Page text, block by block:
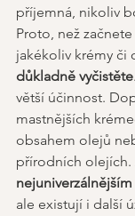
příjemná, nikoliv
Proto, než
jakékoliv krémy či
důkladně vyčistěte
větší účinnost.
mastnějších
obsahem olejů
přírodních olejích.
ale existují i další